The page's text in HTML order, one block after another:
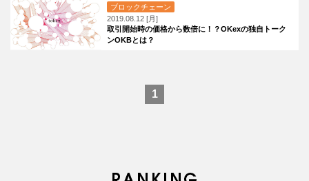
ブロックチェーン
2019.08.12 [月]
取引開始時の価格から数倍に！？OKexの独自トーク
ンOKBとは？
1